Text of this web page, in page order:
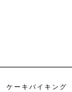
ケーキバイキング